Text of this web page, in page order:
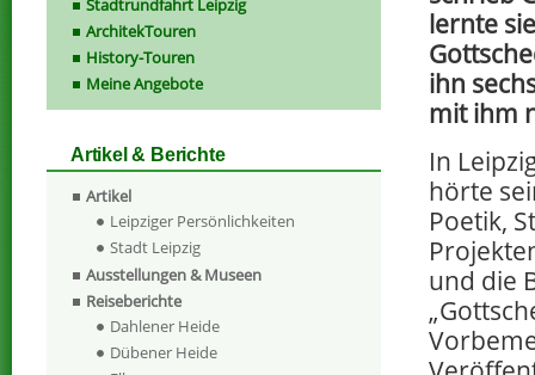
lernte
ihn
mit ihm
In
hörte
Poetik,
und die
ArchitekTouren
History-Touren
Meine Angebote
Artikel & Berichte
Artikel
Leipziger Persönlichkeiten
Stadt Leipzig
Ausstellungen & Museen
Reiseberichte
Dahlener Heide
Dübener Heide